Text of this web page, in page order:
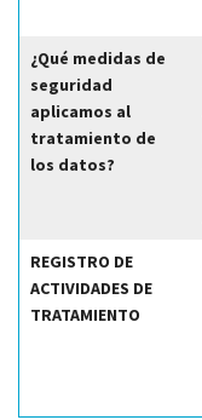
¿Qué medidas de
seguridad
aplicamos al
tratamiento de
los datos?
REGISTRO DE
ACTIVIDADES DE
TRATAMIENTO